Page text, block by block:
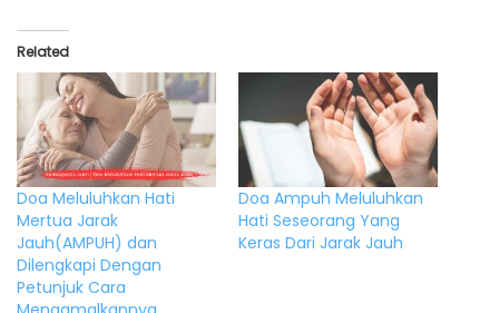
Related
Doa Meluluhkan Hati
Mertua Jarak
Jauh(AMPUH) dan
Dilengkapi Dengan
Petunjuk Cara
Doa Ampuh Meluluhkan
Hati Seseorang Yang
Keras Dari Jarak Jauh